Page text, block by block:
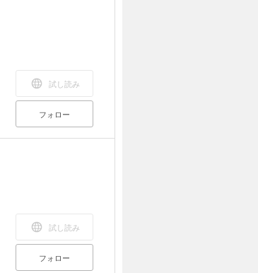
試し読み
フォロー
試し読み
フォロー